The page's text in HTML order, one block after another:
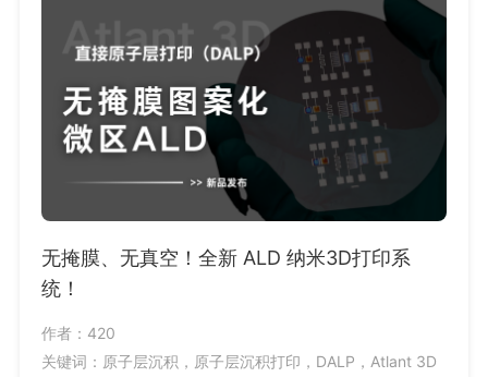
无掩膜、无真空！全新 ALD 纳米3D打印系
统！
作者：420
关键词：原子层沉积，原子层沉积打印，DALP，Atlant 3D